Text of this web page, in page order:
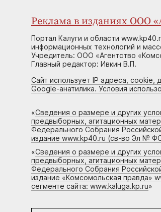
Реклама в изданиях ООО
Портал Калуги и области
информационных технологий и
Учредитель: ООО «Агентство
Главный редактор: Ивкин В.П.
Сайт использует IP адреса, cookie,
Google-анатилика. Условия
«Сведения о размере и других
предвыборных, агитационных
Федерального Собрания
издание www.kp40.ru (св-во Эл №
«Сведения о размере и других
предвыборных, агитационных
Федерального Собрания
издание «Комсомольская правда»
сегменте сайта: www.kaluga.kp.ru»